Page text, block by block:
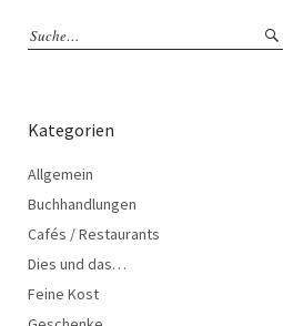
Kategorien
Allgemein
Buchhandlungen
Cafés / Restaurants
Dies und das…
Feine Kost